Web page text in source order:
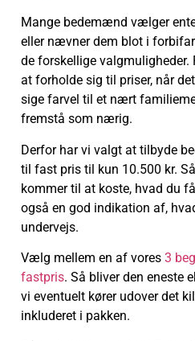
Mange bedemænd vælger
eller nævner dem blot i
de forskellige valgmuligheder.
at forholde sig til priser, når
sige farvel til et nært
fremstå som nærig.
Derfor har vi valgt at tilbyde
til fast pris til kun 10.500 kr.
kommer til at koste, hvad du
også en god indikation af,
undervejs.
Vælg mellem en af vores 3
fastpris. Så bliver den eneste
vi eventuelt kører udover det
inkluderet i pakken.